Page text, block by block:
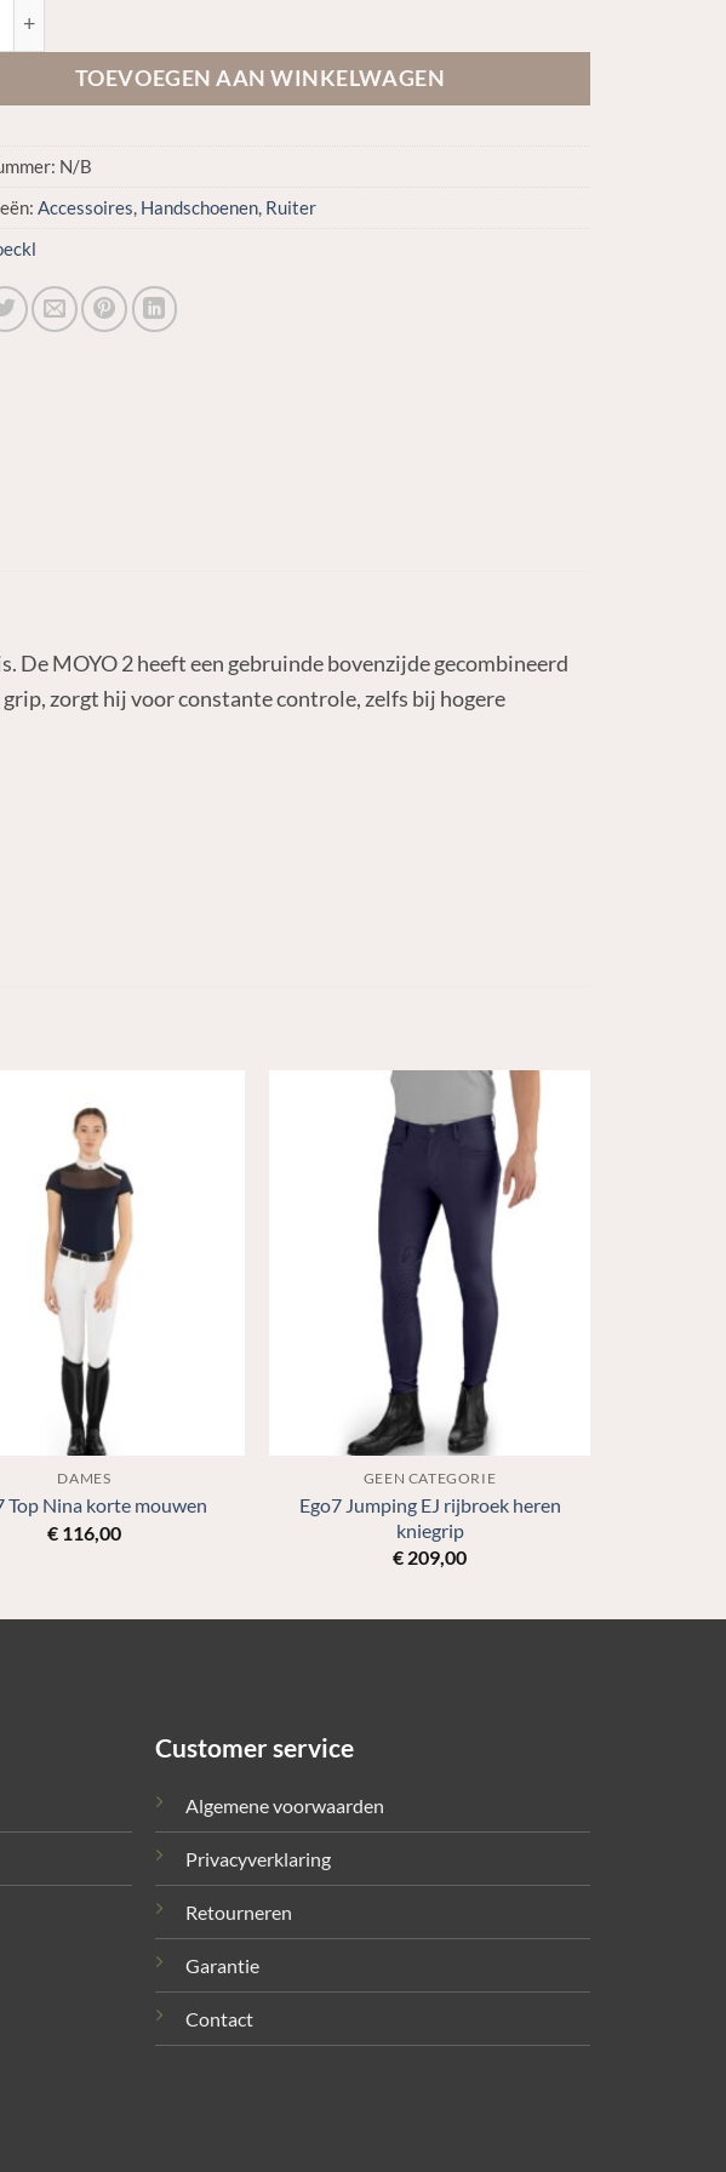
TOEVOEGEN AAN WINKELWAGEN
N/B
Accessoires, Handschoenen, Ruiter
De MOYO 2 heeft een gebruinde bovenzijde gecombineerd
zorgt hij voor constante controle, zelfs bij hogere
DAMES
Top Nina korte mouwen
€ 116,00
GEEN CATEGORIE
Ego7 Jumping EJ rijbroek heren
kniegrip
€ 209,00
Customer service
Algemene voorwaarden
Privacyverklaring
Retourneren
Garantie
Contact